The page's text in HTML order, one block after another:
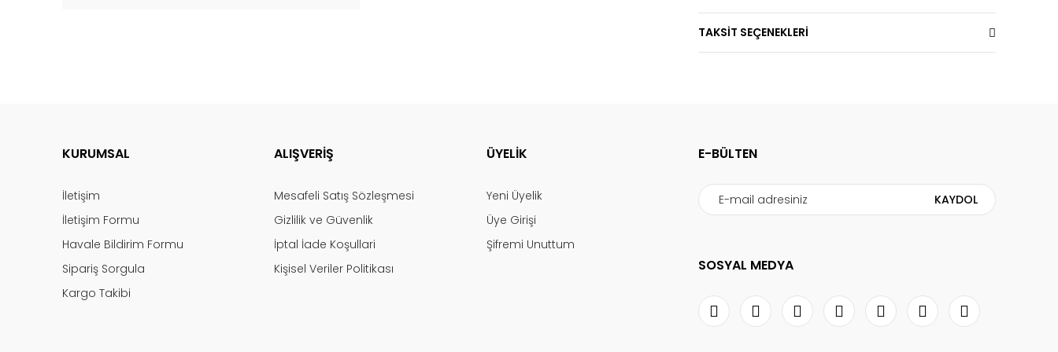
TAKSİT SEÇENEKLERİ
KURUMSAL
İletişim
İletişim Formu
Havale Bildirim Formu
Sipariş Sorgula
Kargo Takibi
ALIŞVERİŞ
Mesafeli Satış Sözleşmesi
Gizlilik ve Güvenlik
İptal İade Koşullari
Kişisel Veriler Politikası
ÜYELİK
Yeni Üyelik
Üye Girişi
Şifremi Unuttum
E-BÜLTEN
KAYDOL
SOSYAL MEDYA